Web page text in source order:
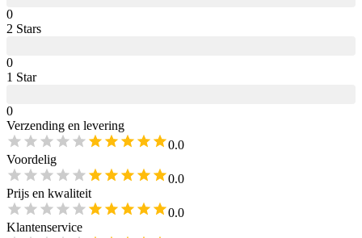
0
2 Stars
0
1 Star
0
Verzending en levering
0.0
Voordelig
0.0
Prijs en kwaliteit
0.0
Klantenservice